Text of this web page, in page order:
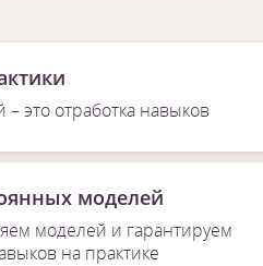
– это отработка навыков
моделей
моделей и гарантируем
на практике